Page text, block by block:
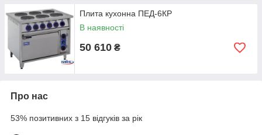
Плита кухонна ПЕД-6КР
В наявності
50 610 ₴
Про нас
53% позитивних з 15 відгуків за рік